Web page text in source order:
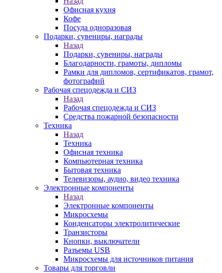
Офисная кухня
Кофе
Посуда одноразовая
Подарки, сувениры, награды
Назад
Подарки, сувениры, награды
Благодарности, грамоты, дипломы
Рамки для дипломов, сертификатов, грамот,
фотографий
Рабочая спецодежда и СИЗ
Назад
Рабочая спецодежда и СИЗ
Средства пожарной безопасности
Техника
Назад
Техника
Офисная техника
Компьютерная техника
Бытовая техника
Телевизоры, аудио, видео техника
Электронные компоненты
Назад
Электронные компоненты
Микросхемы
Конденсаторы электролитические
Транзисторы
Кнопки, выключатели
Разъемы USB
Микросхемы для источников питания
Товары для торговли